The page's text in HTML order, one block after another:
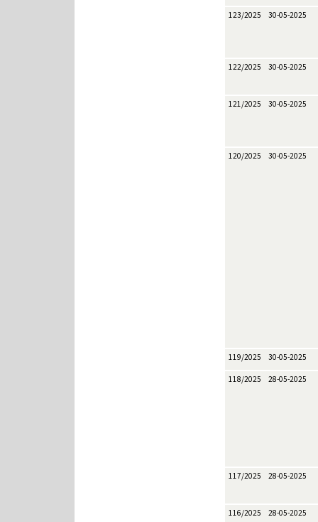
123/2025 30-05-2025
122/2025 30-05-2025
121/2025 30-05-2025
120/2025 30-05-2025
119/2025 30-05-2025
118/2025 28-05-2025
117/2025 28-05-2025
116/2025 28-05-2025